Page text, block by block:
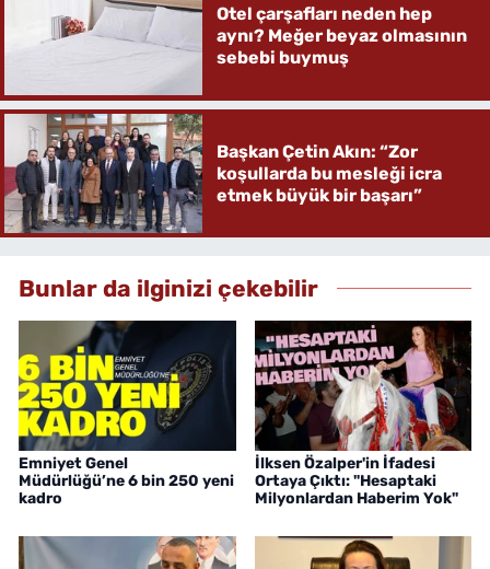
Otel çarşafları neden hep
aynı? Meğer beyaz olmasının
sebebi buymuş
Başkan Çetin Akın: “Zor
koşullarda bu mesleği icra
etmek büyük bir başarı”
Bunlar da ilginizi çekebilir
Emniyet Genel
Müdürlüğü’ne 6 bin 250 yeni
kadro
İlksen Özalper'in İfadesi
Ortaya Çıktı: "Hesaptaki
Milyonlardan Haberim Yok"